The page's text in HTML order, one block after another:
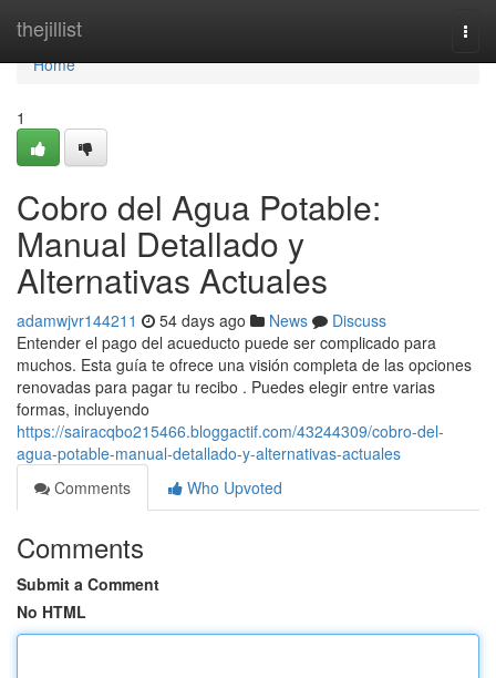
thejillist
Home
Home
1
Cobro del Agua Potable:
Manual Detallado y
Alternativas Actuales
adamwjvr144211 54 days ago News
Discuss
Entender el pago del acueducto puede ser complicado para
muchos. Esta guía te ofrece una visión completa de las opciones
renovadas para pagar tu recibo . Puedes elegir entre varias
formas, incluyendo
https://sairacqbo215466.bloggactif.com/43244309/cobro-del-
agua-potable-manual-detallado-y-alternativas-actuales
Comments
Who Upvoted
Comments
Submit a Comment
No HTML